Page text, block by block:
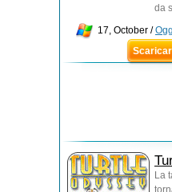
da
17, October /
La